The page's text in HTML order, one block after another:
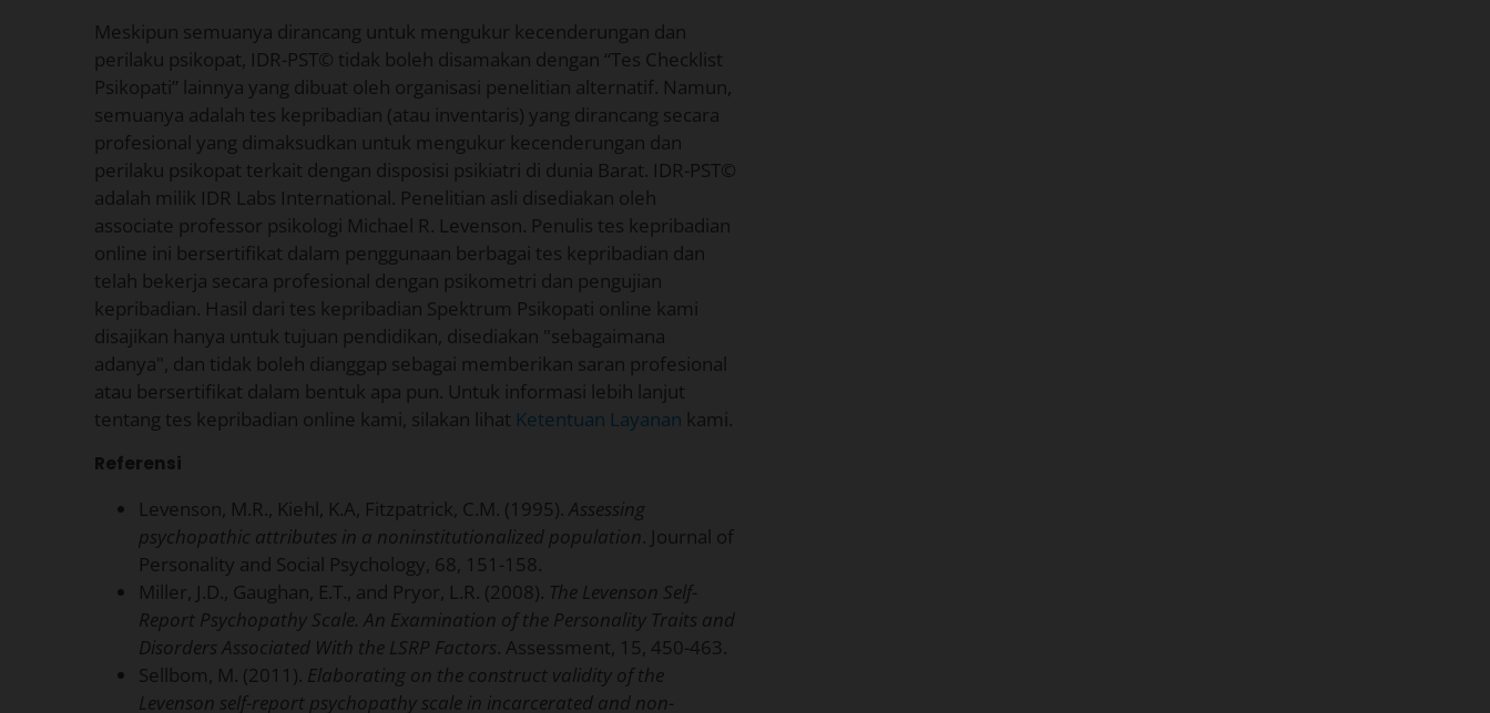
Meskipun semuanya dirancang untuk mengukur kecenderungan dan
perilaku psikopat, IDR-PST© tidak boleh disamakan dengan “Tes Checklist
Psikopati” lainnya yang dibuat oleh organisasi penelitian alternatif. Namun,
semuanya adalah tes kepribadian (atau inventaris) yang dirancang secara
profesional yang dimaksudkan untuk mengukur kecenderungan dan
perilaku psikopat terkait dengan disposisi psikiatri di dunia Barat. IDR-PST©
adalah milik IDR Labs International. Penelitian asli disediakan oleh
associate professor psikologi Michael R. Levenson. Penulis tes kepribadian
online ini bersertifikat dalam penggunaan berbagai tes kepribadian dan
telah bekerja secara profesional dengan psikometri dan pengujian
kepribadian. Hasil dari tes kepribadian Spektrum Psikopati online kami
disajikan hanya untuk tujuan pendidikan, disediakan "sebagaimana
adanya", dan tidak boleh dianggap sebagai memberikan saran profesional
atau bersertifikat dalam bentuk apa pun. Untuk informasi lebih lanjut
tentang tes kepribadian online kami, silakan lihat Ketentuan Layanan kami.
Referensi
Levenson, M.R., Kiehl, K.A, Fitzpatrick, C.M. (1995). Assessing
psychopathic attributes in a noninstitutionalized population. Journal of
Personality and Social Psychology, 68, 151-158.
Miller, J.D., Gaughan, E.T., and Pryor, L.R. (2008). The Levenson Self-
Report Psychopathy Scale. An Examination of the Personality Traits and
Disorders Associated With the LSRP Factors. Assessment, 15, 450-463.
Sellbom, M. (2011). Elaborating on the construct validity of the
Levenson self-report psychopathy scale in incarcerated and non-